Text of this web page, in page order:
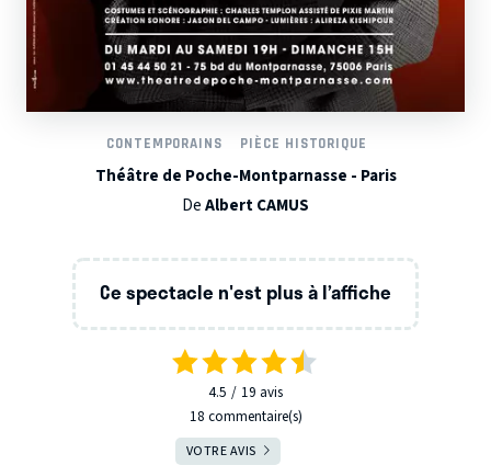
CONTEMPORAINS PIÈCE HISTORIQUE
Théâtre de Poche-Montparnasse - Paris
DeAlbert CAMUS
Ce spectacle n'est plus à l’affiche
4.5 19 avis
18 commentaire(s)
VOTRE AVIS